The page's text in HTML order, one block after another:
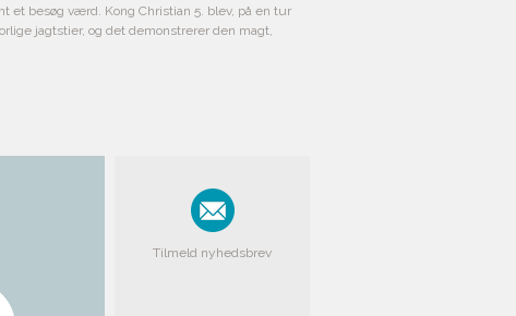
et besøg værd. Kong Christian 5. blev, på en tur
jagtstier, og det demonstrerer den magt,
Tilmeld nyhedsbrev